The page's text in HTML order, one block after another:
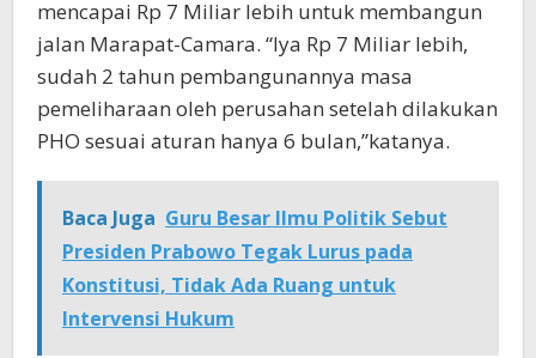
mencapai Rp 7 Miliar lebih untuk membangun
jalan Marapat-Camara. “Iya Rp 7 Miliar lebih,
sudah 2 tahun pembangunannya masa
pemeliharaan oleh perusahan setelah dilakukan
PHO sesuai aturan hanya 6 bulan,”katanya.
Baca Juga Guru Besar Ilmu Politik Sebut
Presiden Prabowo Tegak Lurus pada
Konstitusi, Tidak Ada Ruang untuk
Intervensi Hukum